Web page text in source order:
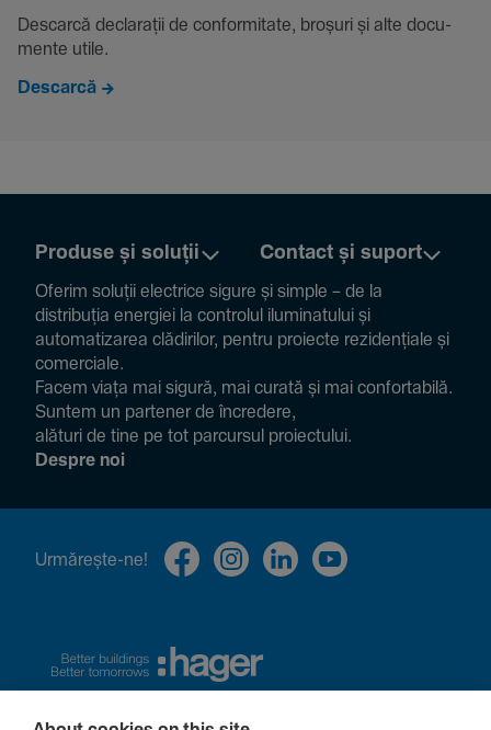
Descarcă decla­rații de conformitate, broșuri și alte docu­
mente utile.
Descarcă
Produse și soluții Contact și suport
Oferim soluții electrice sigure și simple – de la
distribuția energiei la controlul ilumi­na­tului și
auto­ma­ti­zarea clădi­rilor, pentru proiecte rezi­den­țiale și
comer­ciale.
Facem viața mai sigură, mai curată și mai confor­ta­bilă.
Suntem un partener de încre­dere,
alături de tine pe tot parcursul proiec­tului.
Despre noi
Urmă­rește-ne!